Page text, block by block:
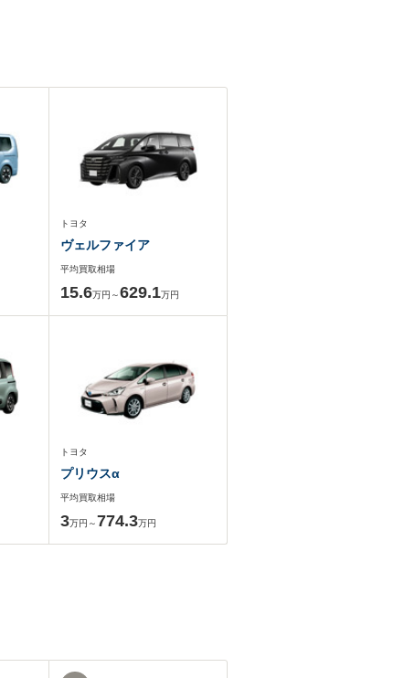
トヨタ
ヴェルファイア
平均買取相場
15.6万円～629.1万円
トヨタ
プリウスα
平均買取相場
3万円～774.3万円